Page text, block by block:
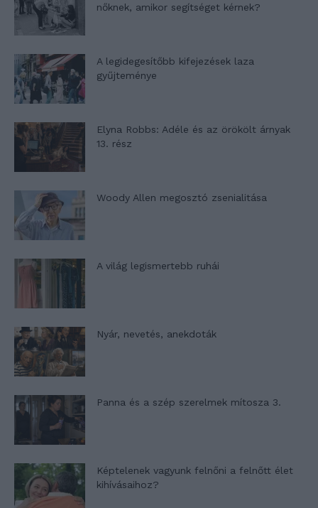
nőknek, amikor segítséget kérnek?
A legidegesítőbb kifejezések laza
gyűjteménye
Elyna Robbs: Adéle és az örökölt árnyak
13. rész
Woody Allen megosztó zsenialitása
A világ legismertebb ruhái
Nyár, nevetés, anekdoták
Panna és a szép szerelmek mítosza 3.
Képtelenek vagyunk felnőni a felnőtt élet
kihívásaihoz?